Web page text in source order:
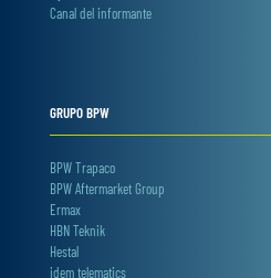
Canal del informante
GRUPO BPW
BPW Trapaco
BPW Aftermarket Group
Ermax
HBN Teknik
Hestal
idem telematics